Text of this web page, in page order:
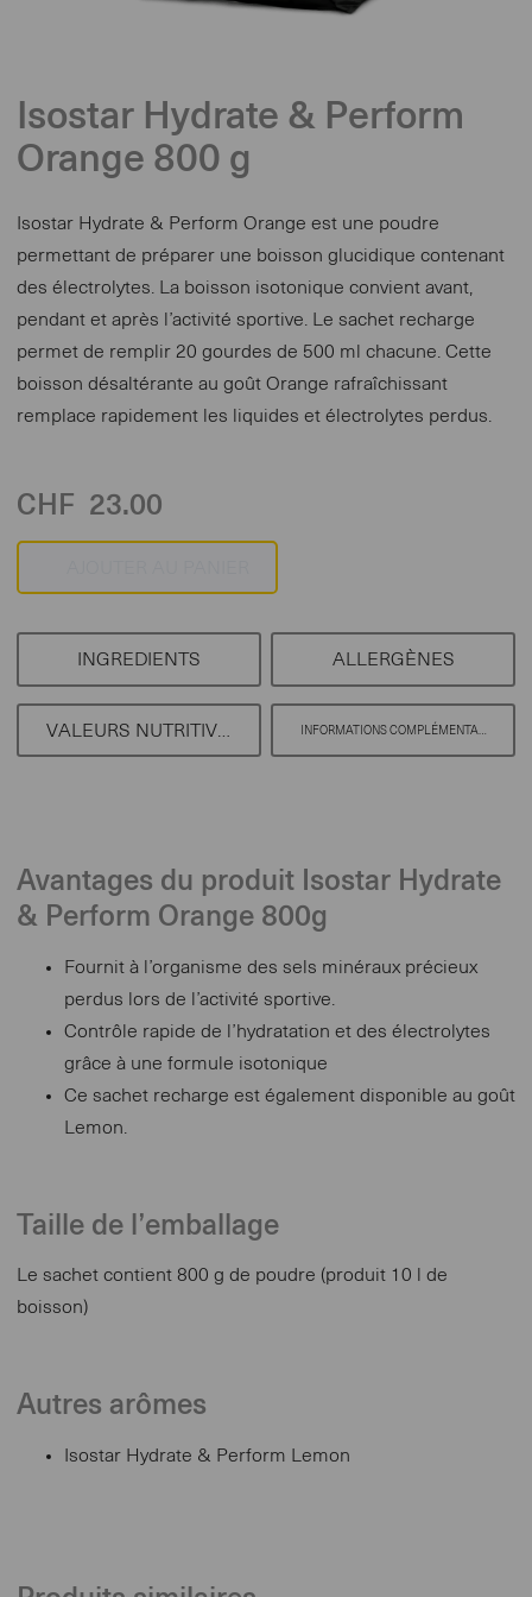
Isostar Hydrate & Perform
Orange 800 g
Isostar Hydrate & Perform Orange est une poudre
permettant de préparer une boisson glucidique contenant
des électrolytes. La boisson isotonique convient avant,
pendant et après l’activité sportive. Le sachet recharge
permet de remplir 20 gourdes de 500 ml chacune. Cette
boisson désaltérante au goût Orange rafraîchissant
remplace rapidement les liquides et électrolytes perdus.
CHF 23.00
INGREDIENTS ALLERGÈNES
VALEURS NUTRITIVES INFORMATIONS COMPLÉMENTAIRES
Avantages du produit Isostar Hydrate
& Perform Orange 800g
Fournit à l’organisme des sels minéraux précieux
perdus lors de l’activité sportive.
Contrôle rapide de l’hydratation et des électrolytes
grâce à une formule isotonique
Ce sachet recharge est également disponible au goût
Lemon.
Taille de l’emballage
Le sachet contient 800 g de poudre (produit 10 l de
boisson)
Autres arômes
Isostar Hydrate & Perform Lemon